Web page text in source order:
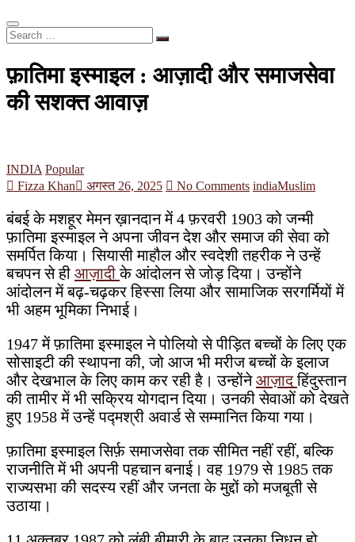
Search
…
फ़ातिमा इस्माइल : आज़ादी और समाजसेवा
की सशक्त आवाज़
INDIA Popular
Fizza Khan
अगस्त 26, 2025 No Comments indiaMuslim
बंबई के मशहूर मेमन ख़ानदान में 4 फ़रवरी 1903 को जन्मी
फ़ातिमा इस्माइल ने अपना जीवन देश और समाज की सेवा को
समर्पित किया। सियासी माहौल और स्वदेशी तहरीक ने उन्हें
बचपन से ही आज़ादीके आंदोलन से जोड़ दिया। उन्होंने
आंदोलन में बढ़-चढ़कर हिस्सा लिया और सामाजिक सरगर्मियों में
भी अहम भूमिका निभाई।
1947 में फ़ातिमा इस्माइल ने पोलियो से पीड़ित बच्चों के लिए एक
सोसाइटी की स्थापना की, जो आज भी मरीज बच्चों के इलाज
और देखभाल के लिए काम कर रही है। उन्होंनेआज़ादहिंदुस्तान
की तामीर में भी सक्रिय योगदान दिया। उनकी सेवाओं को देखते
हुए 1958 में उन्हें पद्मश्री अवार्ड से सम्मानित किया गया।
फ़ातिमा इस्माइल सिर्फ़ समाजसेवा तक सीमित नहीं रहीं, बल्कि
राजनीति में भी अपनी पहचान बनाई। वह 1979 से 1985 तक
राज्यसभा की सदस्य रहीं और जनता के मुद्दों को मजबूती से
उठाया।